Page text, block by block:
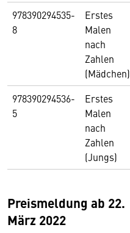
978390294535-
8
Erstes
Malen
nach
Zahlen
(Mädchen)
978390294536-
5
Erstes
Malen
nach
Zahlen
(Jungs)
Preismeldung ab 22.
März 2022